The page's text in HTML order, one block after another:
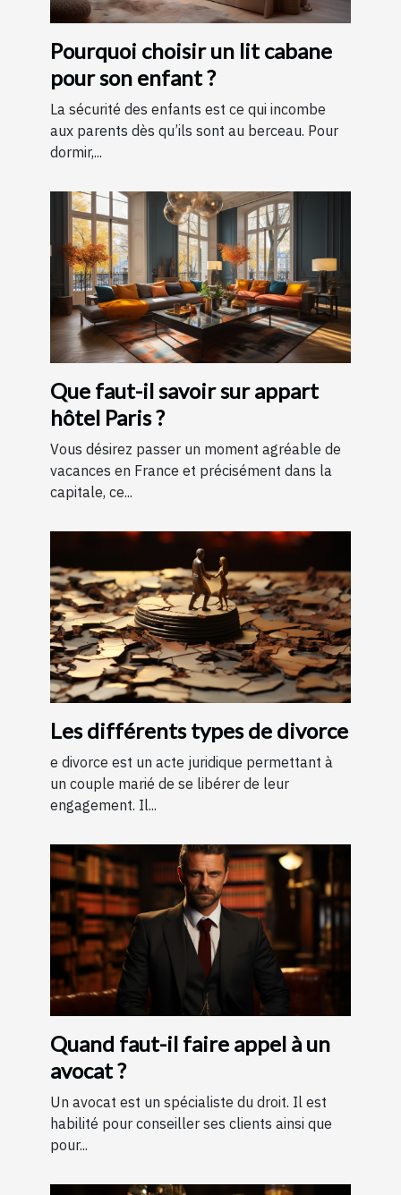
Pourquoi choisir un lit cabane
pour son enfant ?
La sécurité des enfants est ce qui incombe
aux parents dès qu’ils sont au berceau. Pour
dormir,...
Que faut-il savoir sur appart
hôtel Paris ?
Vous désirez passer un moment agréable de
vacances en France et précisément dans la
capitale, ce...
Les différents types de divorce
e divorce est un acte juridique permettant à
un couple marié de se libérer de leur
engagement. Il...
Quand faut-il faire appel à un
avocat ?
Un avocat est un spécialiste du droit. Il est
habilité pour conseiller ses clients ainsi que
pour...